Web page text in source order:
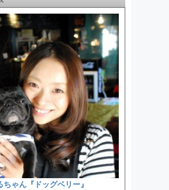
ゃん『ドッグベリー』